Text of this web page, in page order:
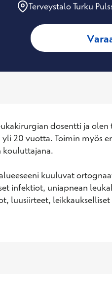
Terveystalo Turku
dosentti ja
20 vuotta. Toimin myös
kouluttajana.
kuuluvat
infektiot, uniapnean
luusiirteet,